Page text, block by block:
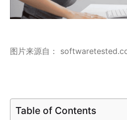
图片来源自：
Table of Contents